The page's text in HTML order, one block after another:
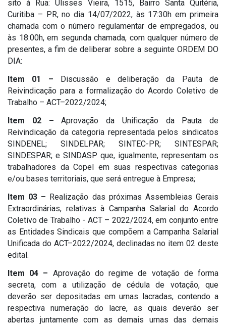
sito à Rua: Ulisses Vieira, 1515, Bairro Santa Quitéria,
Curitiba – PR, no dia 14/07/2022, às 17:30h em primeira
chamada com o número regulamentar de empregados, ou
às 18:00h, em segunda chamada, com qualquer número de
presentes, a fim de deliberar sobre a seguinte ORDEM DO
DIA:
Item 01 – Discussão e deliberação da Pauta de
Reivindicação para a formalização do Acordo Coletivo de
Trabalho – ACT–2022/2024;
Item 02 – Aprovação da Unificação da Pauta de
Reivindicação da categoria representada pelos sindicatos
SINDENEL; SINDELPAR; SINTEC-PR; SINTESPAR;
SINDESPAR; e SINDASP que, igualmente, representam os
trabalhadores da Copel em suas respectivas categorias
e/ou bases territoriais, que será entregue à Empresa;
Item 03 – Realização das próximas Assembleias Gerais
Extraordinárias, relativas à Campanha Salarial do Acordo
Coletivo de Trabalho - ACT – 2022/2024, em conjunto entre
as Entidades Sindicais que compõem a Campanha Salarial
Unificada do ACT–2022/2024, declinadas no item 02 deste
edital.
Item 04 – Aprovação do regime de votação de forma
secreta, com a utilização de cédula de votação, que
deverão ser depositadas em urnas lacradas, contendo a
respectiva numeração do lacre, as quais deverão ser
abertas juntamente com as demais urnas das demais